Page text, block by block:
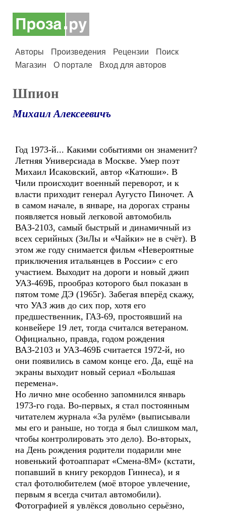
Авторы Произведения Рецензии
Поиск
Магазин
О портале Вход для авторов
Шпион
Михаил Алексеевичъ
Год 1973-й... Какими событиями он знаменит?
Летняя Универсиада в Москве. Умер поэт
Михаил Исаковский, автор «Катюши». В
Чили происходит военный переворот, и к
власти приходит генерал Аугусто Пиночет. А
в самом начале, в январе, на дорогах страны
появляется новый легковой автомобиль
ВАЗ-2103, самый быстрый и динамичный из
всех серийных (ЗиЛы и «Чайки» не в счёт). В
этом же году снимается фильм «Невероятные
приключения итальянцев в России» с его
участием. Выходит на дороги и новый джип
УАЗ-469Б, прообраз которого был показан в
пятом томе ДЭ (1965г). Забегая вперёд скажу,
что УАЗ жив до сих пор, хотя его
предшественник, ГАЗ-69, простоявший на
конвейере 19 лет, тогда считался ветераном.
Официально, правда, годом рождения
ВАЗ-2103 и УАЗ-469Б считается 1972-й, но
они появились в самом конце его. Да, ещё на
экраны выходит новый сериал «Большая
перемена».
Но лично мне особенно запомнился январь
1973-го года. Во-первых, я стал постоянным
читателем журнала «За рулём» (выписывали
мы его и раньше, но тогда я был слишком мал,
чтобы контролировать это дело). Во-вторых,
на День рождения родители подарили мне
новенький фотоаппарат «Смена-8М» (кстати,
попавший в книгу рекордов Гиннеса), и я
стал фотолюбителем (моё второе увлечение,
первым я всегда считал автомобили).
Фотографией я увлёкся довольно серьёзно,